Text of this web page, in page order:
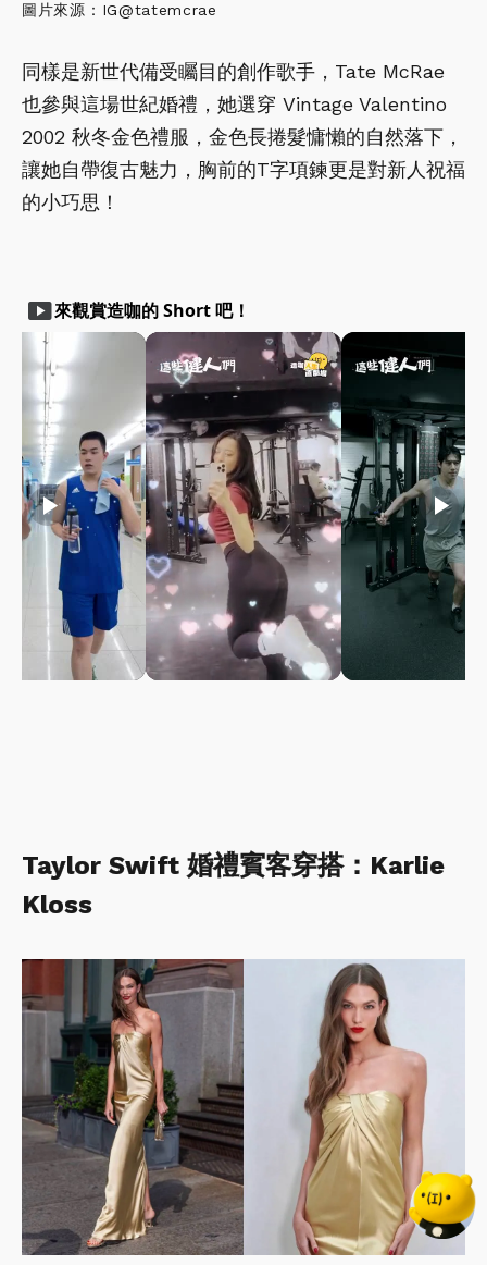
圖片來源：IG@tatemcrae
同樣是新世代備受矚目的創作歌手，Tate McRae
也參與這場世紀婚禮，她選穿 Vintage Valentino
2002 秋冬金色禮服，金色長捲髮慵懶的自然落下，
讓她自帶復古魅力，胸前的T字項鍊更是對新人祝福
的小巧思！
smart_display來觀賞造咖的 Short 吧！
play_arrow play_arrow play_arrow
Taylor Swift 婚禮賓客穿搭：Karlie
Kloss